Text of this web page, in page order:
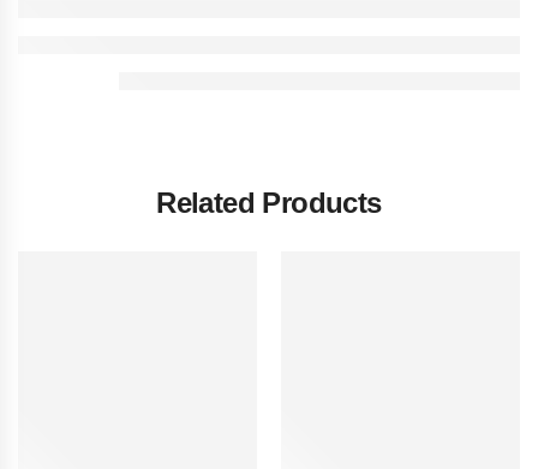
Related Products